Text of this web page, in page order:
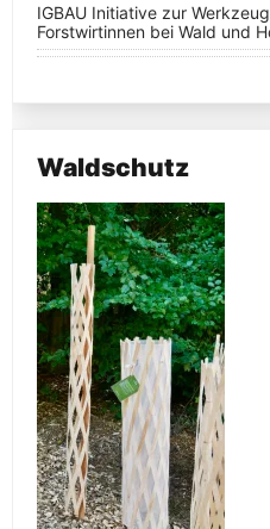
IGBAU Initiative zur
Forstwirtinnen bei Wald und
Waldschutz